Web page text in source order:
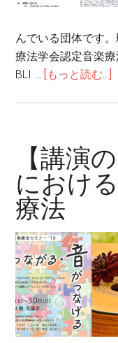
んでいる団体です
療法学会認定音楽
BLI … [もっと読む...]
【講演
におけ
療法